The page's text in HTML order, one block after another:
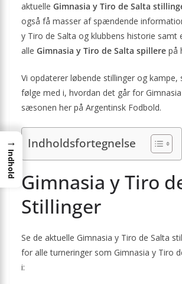
aktuelle Gimnasia y Tiro de Salta
også få masser af spændende
y Tiro de Salta og klubbens historie samt
alle Gimnasia y Tiro de Salta spillere på
Vi opdaterer løbende stillinger og kampe,
følge med i, hvordan det går for
sæsonen her på Argentinsk Fodbold.
Indholdsfortegnelse
Gimnasia y Tiro
Stillinger
Se de aktuelle Gimnasia y Tiro de Salta
for alle turneringer som Gimnasia y Tiro
i:
→
Indhold